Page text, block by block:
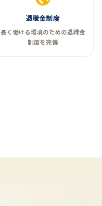
退職金制度
長く働ける環境のための退職金
制度を完備